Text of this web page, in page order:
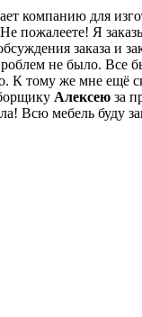
компанию для
пожалеете! Я
заказа и
не было. Все
К тому же мне ещё
Алексею за
Всю мебель буду